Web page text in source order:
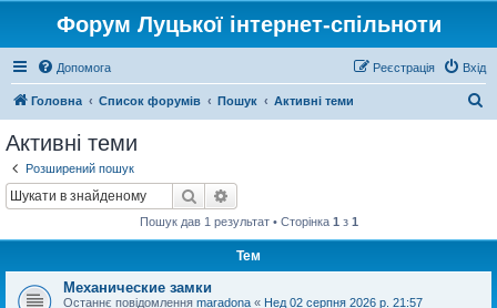
Форум Луцької інтернет-спільноти
Допомога Вхід
Реєстрація
Головна Список форумів Пошук Активні теми
Активні теми
Розширений пошук
Пошук
Пошук дав 1 результат • Сторінка 1 з 1
Тем
Механические замки
Останнє повідомлення maradona « Нед 02 серпня 2026 р. 21:57